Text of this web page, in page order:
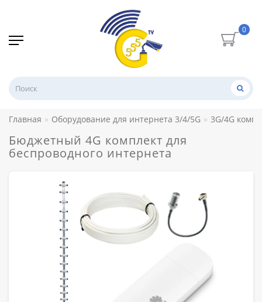
0
Главная Оборудование для интернета 3/4/5G 3G/4G
Бюджетный 4G комплект для
беспроводного интернета